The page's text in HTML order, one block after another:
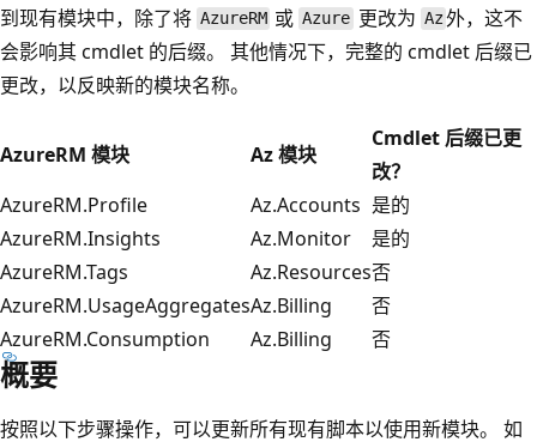
到现有模块中，除了将 AzureRM 或Azure更改为 Az外，这不
会影响其 cmdlet 的后缀。 其他情况下，完整的 cmdlet 后缀已
更改，以反映新的模块名称。
AzureRM 模块 Az 模块
Cmdlet 后缀已更
改？
AzureRM.Profile
Az.Accounts 是的
AzureRM.Insights
Az.Monitor
是的
AzureRM.Tags
Az.Resources否
AzureRM.UsageAggregatesAz.Billing
否
AzureRM.Consumption
Az.Billing 否
概要
按照以下步骤操作，可以更新所有现有脚本以使用新模块。 如